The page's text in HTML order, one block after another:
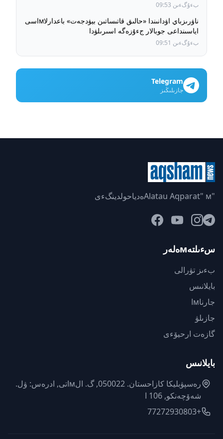
بءۇگءىن 09:53
ناۋرىزباي اۋدانىندا «حالىق قاتىساتىن بيۋدجەت» باعدارلاмاسى
اياسىنداعى جوبالار جءۇزەگە اسىرىلۋدا
بءۇگءىن 09:51
Telegram
جازىلىڭىز
"Alatau Aqparat" мەدياحولدينگءى
سءىلتەмەلەر
بءىز تۋرالى
بايلانىس
جارناмا
جازىلۋ
گازەت ارحيۆءى
بايلانىس
رەسپۋبليكا كازاحستان. 050022, گ. الмاتى, ادرەس: ۋل.
شەۆچەنكو, 106 ا
+77272930803